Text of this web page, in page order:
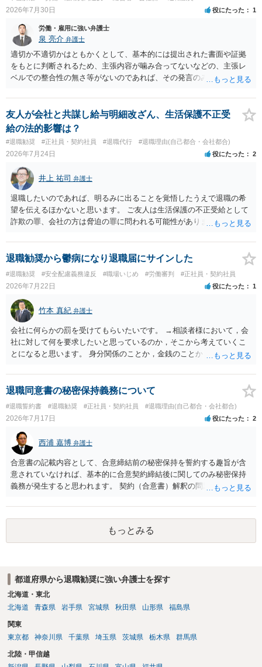
2026年7月30日 役にたった 1
労働・雇用に強い弁護士
泉 亮介 弁護士
適切か不適切かはともかくとして、基本的には提出された書面や証拠
をもとに判断されるため、主張内容が噛み合ってないなどの、主張レ
ベルでの整合性の無さ等がないのであれば、その発言のみで大きく不
友人が会社と共謀し給与明細改ざん、生活保護不正受
給の法的影響は？
#退職勧奨 #正社員・契約社員 #退職代行 #退職理由(自己都合・会社都合)
2026年7月24日 役にたった 2
井上 祐司 弁護士
退職したいのであれば、明るみに出ることを覚悟したうえで退職の希
望を伝えるほかないと思います。 ご友人は生活保護の不正受給として
詐欺の罪、会社の方は脅迫の罪に問われる可能性がありますが、感覚
うかはケースバイケースです。
退職勧奨から鬱病になり退職届にサインした
#退職勧奨 #安全配慮義務違反 #職場いじめ #労働審判 #正社員・契約社員
2026年7月22日 役にたった 1
竹本 真紀 弁護士
会社に何らかの罰を受けてもらいたいです。 →相談者様において，会
社に対して何を要求したいと思っているのか，そこから考えていくこ
とになると思います。 身分関係のことか，金銭のことか，会社自体に
わからない，そういう状態なのであれば，その点を検討していくこと
から始めるのがよいと思います。
退職同意書の秘密保持義務について
#退職誓約書 #退職勧奨 #正社員・契約社員 #退職理由(自己都合・会社都合)
2026年7月17日 役にたった 2
西浦 嘉博 弁護士
合意書の記載内容として、合意締結前の秘密保持を誓約する趣旨が含
意されていなければ、基本的に合意契約締結後に関してのみ秘密保持
義務が発生すると思われます。 契約（合意書）解釈の問題ですので、
場合、最寄りの法律事務所で相談されることを検討ください。
もっとみる
都道府県から退職勧奨に強い弁護士を探す
北海道・東北
北海道
青森県 岩手県 宮城県 秋田県 山形県 福島県
関東
東京都
神奈川県 千葉県 埼玉県 茨城県 栃木県 群馬県
北陸・甲信越